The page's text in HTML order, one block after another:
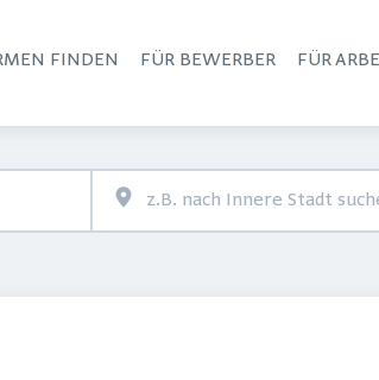
FINDEN FÜR BEWERBER FÜR